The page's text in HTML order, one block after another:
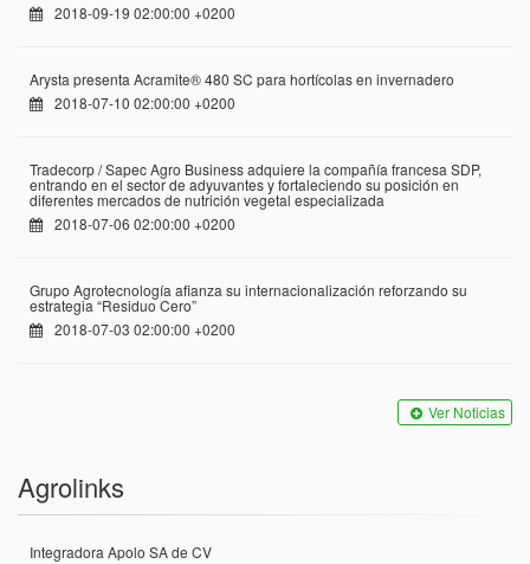
2018-09-19 02:00:00 +0200
Arysta presenta Acramite® 480 SC para hortícolas en invernadero
2018-07-10 02:00:00 +0200
Tradecorp / Sapec Agro Business adquiere la compañía francesa SDP,
entrando en el sector de adyuvantes y fortaleciendo su posición en
diferentes mercados de nutrición vegetal especializada
2018-07-06 02:00:00 +0200
Grupo Agrotecnología afianza su internacionalización reforzando su
estrategia “Residuo Cero”
2018-07-03 02:00:00 +0200
Ver Noticias
Agrolinks
Integradora Apolo SA de CV